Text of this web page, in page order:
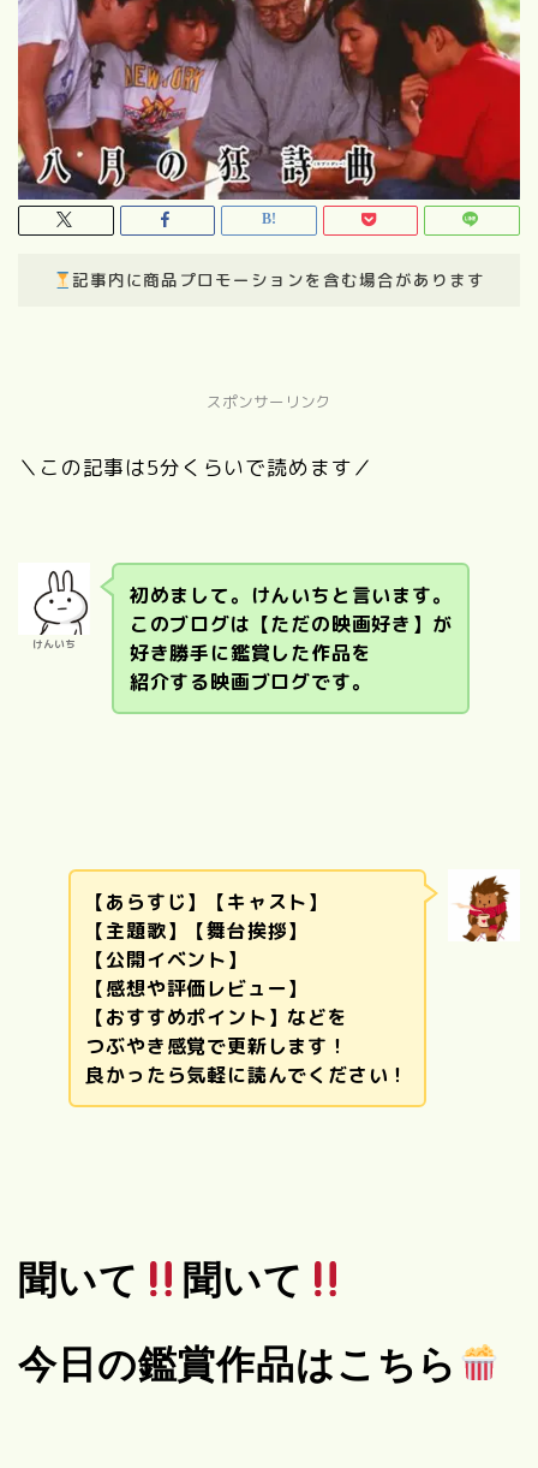
記事内に商品プロモーションを含む場合があります
スポンサーリンク
＼この記事は5分くらいで読めます／
けんいち
初めまして。けんいちと言います。
このブログは【ただの映画好き】が
好き勝手に鑑賞した作品を
紹介する映画ブログです。
【あらすじ】【キャスト】
【主題歌】【舞台挨拶】
【公開イベント】
【感想や評価レビュー】
【おすすめポイント】などを
つぶやき感覚で更新します！
良かったら気軽に読んでください！
聞いて
聞いて
今日の鑑賞作品はこちら